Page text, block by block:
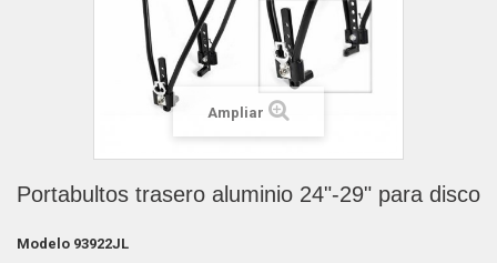
Ampliar
Portabultos trasero aluminio 24"-29" para disco
Modelo 93922JL